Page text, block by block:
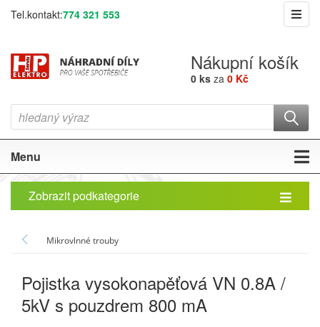
Tel.kontakt:774 321 553
Nákupní košík
0 ks za 0 Kč
Menu
Zobrazit podkategorie
Mikrovlnné trouby
Pojistka vysokonapěťová VN 0.8A /
5kV s pouzdrem 800 mA